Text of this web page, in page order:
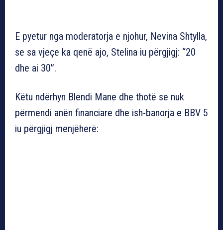
E pyetur nga moderatorja e njohur, Nevina Shtylla,
se sa vjeçe ka qenë ajo, Stelina iu përgjigj: “20
dhe ai 30”.
Këtu ndërhyn Blendi Mane dhe thotë se nuk
përmendi anën financiare dhe ish-banorja e BBV 5
iu përgjigj menjëherë: